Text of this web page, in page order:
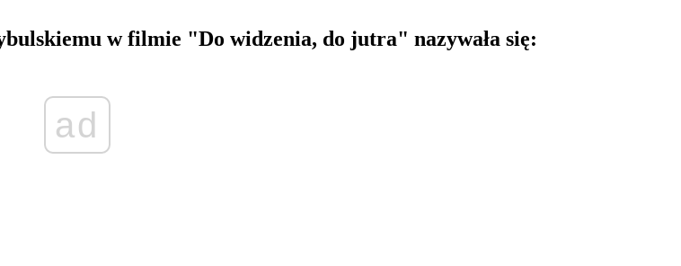
w filmie "Do widzenia, do jutra" nazywała się:
ad